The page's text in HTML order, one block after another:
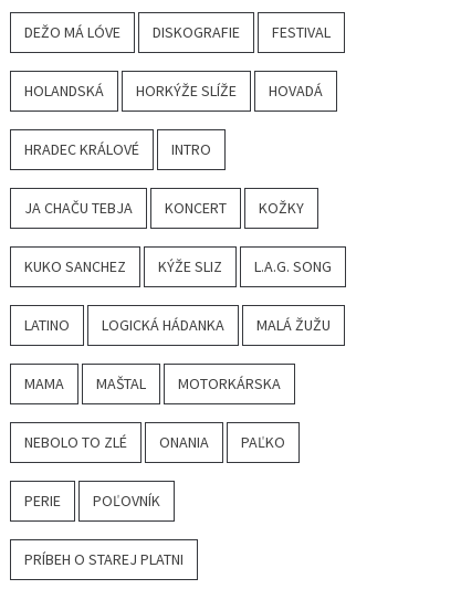
DEŽO MÁ LÓVE DISKOGRAFIE FESTIVAL
HOLANDSKÁ HORKÝŽE SLÍŽE HOVADÁ
HRADEC KRÁLOVÉ INTRO
JA CHAČU TEBJA KONCERT KOŽKY
KUKO SANCHEZ KÝŽE SLIZ L.A.G. SONG
LATINO LOGICKÁ HÁDANKA MALÁ ŽUŽU
MAMA MAŠTAL MOTORKÁRSKA
NEBOLO TO ZLÉ ONANIA PAĽKO
PERIE POĽOVNÍK
PRÍBEH O STAREJ PLATNI